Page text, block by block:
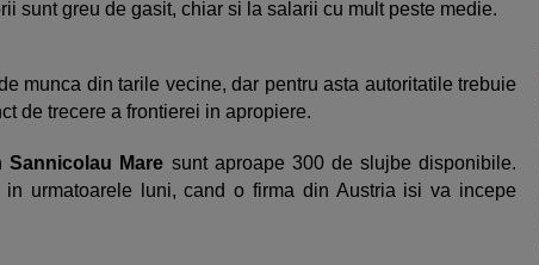
sunt greu de gasit, chiar si la salarii cu mult peste medie.
munca din tarile vecine, dar pentru asta autoritatile trebuie
de trecere a frontierei in apropiere.
Sannicolau Mare sunt aproape 300 de slujbe disponibile.
urmatoarele luni, cand o firma din Austria isi va incepe